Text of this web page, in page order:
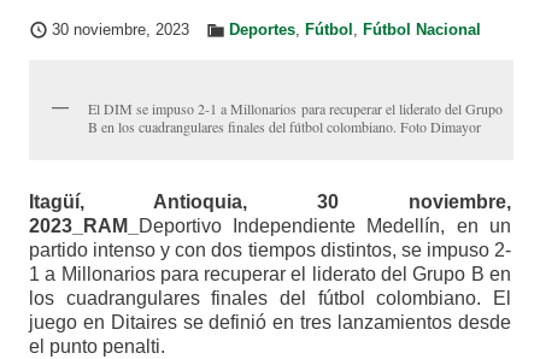
30 noviembre, 2023 Deportes, Fútbol , Fútbol Nacional
El DIM se impuso 2-1 a Millonarios para recuperar el liderato del Grupo
B en los cuadrangulares finales del fútbol colombiano. Foto Dimayor
Itagüí, Antioquia, 30 noviembre,
2023_RAM_
Deportivo Independiente Medellín, en un
partido intenso y con dos tiempos distintos, se impuso 2-
1 a Millonarios para recuperar el liderato del Grupo B en
los cuadrangulares finales del fútbol colombiano. El
juego en Ditaires se definió en tres lanzamientos desde
el punto penalti.